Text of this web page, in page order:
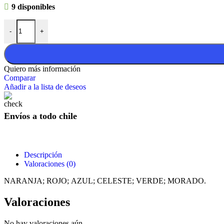
9 disponibles
- +
Quiero más información
Comparar
Añadir a la lista de deseos
Envíos a todo chile
Descripción
Valoraciones (0)
NARANJA; ROJO; AZUL; CELESTE; VERDE; MORADO.
Valoraciones